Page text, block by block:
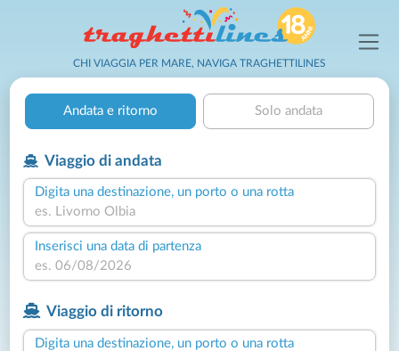
CHI VIAGGIA PER MARE, NAVIGA TRAGHETTILINES
Andata e ritorno Solo andata
Viaggio di andata
Digita una destinazione, un porto o una rotta
Inserisci una data di partenza
Viaggio di ritorno
Digita una destinazione, un porto o una rotta